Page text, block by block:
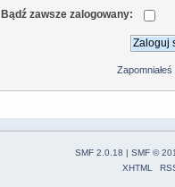
Bądź zawsze zalogowany:
Zapomniałeś
SMF 2.0.18 | SMF ©
XHTML